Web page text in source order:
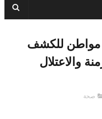
و91 ألف مواطن للكشف
والاعتلال
صحة